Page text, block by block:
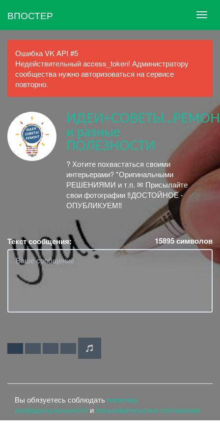
ВПОСТЕР
Ошибка VK API #5
Недействительный access_token! Администратору
сообщества нужно авторизоваться на сервисе
повторно.
и разные
ПОЛЕЗНОСТИ
? Хотите похвастаться своими
интерьерами? *Оригинальными
РЕШЕНИЯМИ и т.п. ✉ Присылайте
свои фотографии ‼ДОСТОЙНОЕ -
ОПУБЛИКУЕМ‼
Текст сообщения: 15895символов
Вы обязуетесь соблюдать политику
конфиденциальности и пользовательское соглашение